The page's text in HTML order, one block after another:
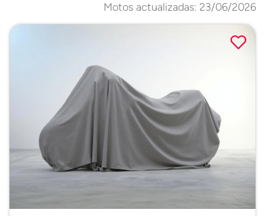
Motos actualizadas: 23/06/2026